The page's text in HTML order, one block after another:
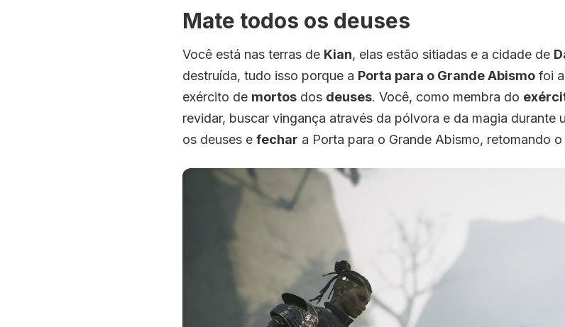
Mate todos os deuses
Você está nas terras de Kian, elas estão sitiadas e a cidade de
destruída, tudo isso porque a Porta para o Grande Abismofoi
exército de mortosdos deuses. Você, como membra do
revidar, buscar vingança através da pólvora e da magia durante
os deuses e fechar a Porta para o Grande Abismo, retomando o